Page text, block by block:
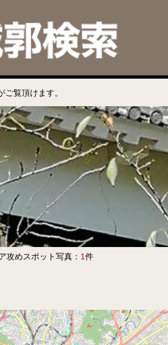
覧頂けます。
攻めスポット写真： 1件